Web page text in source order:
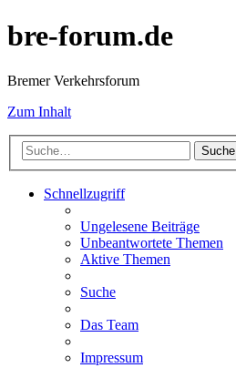
bre-forum.de
Bremer Verkehrsforum
Zum Inhalt
Suche
Schnellzugriff
Ungelesene Beiträge
Unbeantwortete Themen
Aktive Themen
Suche
Das Team
Impressum